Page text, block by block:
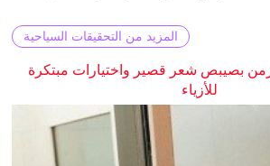
المزيد من التحقيقات السياحية
بصيبص شعر قصير واختيارات مبتكرة
للأزياء